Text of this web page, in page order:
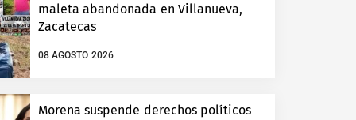
maleta abandonada en Villanueva,
Zacatecas
08 AGOSTO 2026
Morena suspende derechos políticos